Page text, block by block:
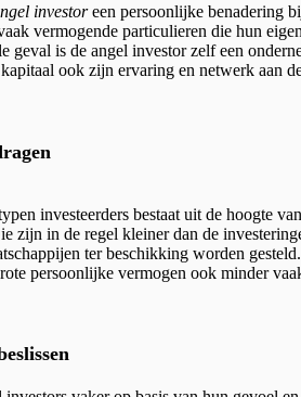
investoreen persoonlijke benadering
vermogende particulieren die hun
geval is de angel investor zelf een
ook zijn ervaring en netwerk aan
investeerders bestaat uit de hoogte
zijn in de regel kleiner dan de
ter beschikking worden
persoonlijke vermogen ook minder